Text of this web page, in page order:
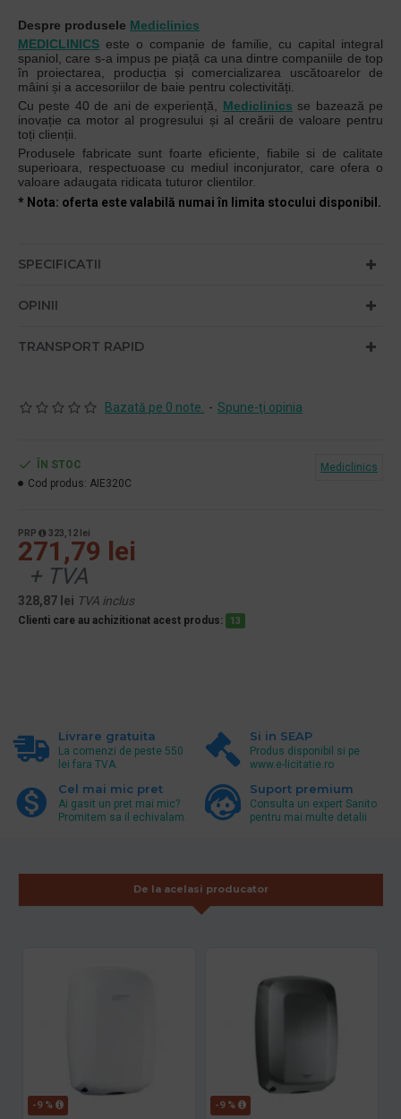
Despre produsele Mediclinics
MEDICLINICS este o companie de familie, cu capital integral
spaniol, care s-a impus pe piață ca una dintre companiile de top
în proiectarea, producția și comercializarea uscătoarelor de
mâini și a accesoriilor de baie pentru colectivități.
Cu peste 40 de ani de experiență, Mediclinics se bazează pe
inovație ca motor al progresului și al creării de valoare pentru
toți clienții.
Produsele fabricate sunt foarte eficiente, fiabile si de calitate
superioara, respectuoase cu mediul inconjurator, care ofera o
valoare adaugata ridicata tuturor clientilor.
* Nota: oferta este valabilă numai în limita stocului disponibil.
SPECIFICATII
OPINII
TRANSPORT RAPID
Bazată pe 0 note. - Spune-ţi opinia
PRP 323,12 lei
271,79 lei
+ TVA
328,87 lei TVA inclus
Clienti care au achizitionat acest produs: 13
ÎN STOC
Cod produs: AIE320C
Mediclinics
Livrare gratuita
La comenzi de peste 550
lei fara TVA.
Si in SEAP
Produs disponibil si pe
www.e-licitatie.ro
Cel mai mic pret
Ai gasit un pret mai mic?
Promitem sa il echivalam.
Suport premium
Consulta un expert Sanito
pentru mai multe detalii
De la acelasi producator
-9 % -9 %